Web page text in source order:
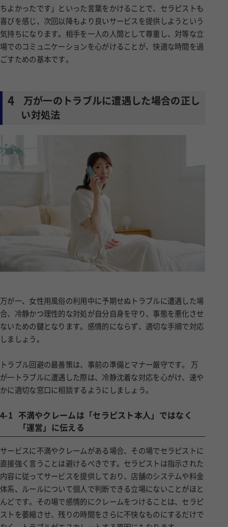
ちよかったです」といった言葉をかけることで、セラピストも
喜びを感じ、次回以降もより良いサービスを提供しようという
気持ちになります。相手を一人の人間として尊重し、対等な立
場でのコミュニケーションを心がけることが、快適な時間を過
ごすための基本です。
4
万が一のトラブルに遭遇した場合の正し
い対処法
万が一、女性用風俗の利用中に予期せぬトラブルに遭遇した場
合、冷静かつ理性的な対処が自分自身を守り、事態を悪化させ
ないための鍵となります。感情的にならず、適切な手順で対応
しましょう。
トラブル回避の最善策は、事前の準備とマナー厳守です。 万
が一トラブルに遭遇した際は、冷静沈着な対応を心がけ、速や
かに適切な窓口に相談するようにしましょう。
4-1
不満やクレームは「セラピスト本人」ではなく
「運営」に伝える
サービスに不満やクレームがある場合、その場でセラピストに
直接強く言うことは避けるべきです。セラピストは指示された
内容に従ってサービスを提供しており、店舗のシステムや料金
体系、ルールについて個人で判断できる立場にないことがほと
んどです。その場で感情的にクレームをつけることは、セラピ
ストを萎縮させ、残りの時間をさらに不快なものにするだけで